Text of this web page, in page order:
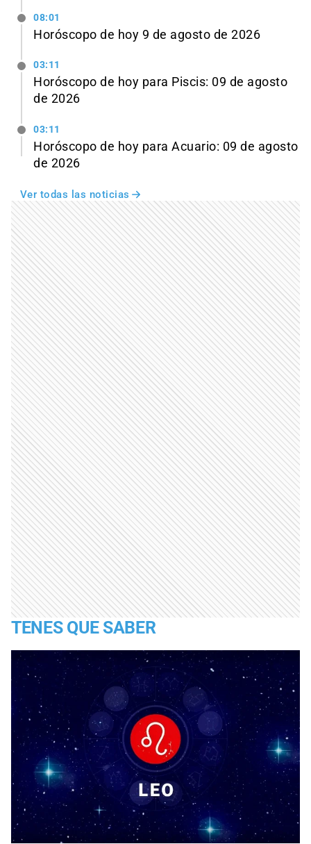
08:01
Horóscopo de hoy 9 de agosto de 2026
03:11
Horóscopo de hoy para Piscis: 09 de agosto
de 2026
03:11
Horóscopo de hoy para Acuario: 09 de agosto
de 2026
Ver todas las noticias
TENES QUE SABER